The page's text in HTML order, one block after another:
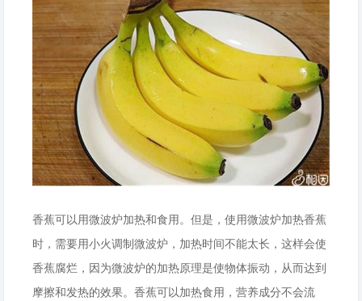
香蕉可以用微波炉加热和食用。但是，使用微波炉加热香蕉
时，需要用小火调制微波炉，加热时间不能太长，这样会使
香蕉腐烂，因为微波炉的加热原理是使物体振动，从而达到
摩擦和发热的效果。香蕉可以加热食用，营养成分不会流